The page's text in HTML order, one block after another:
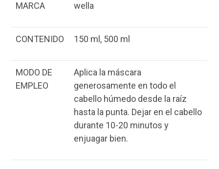
MARCA wella
CONTENIDO 150 ml, 500 ml
MODO DE
EMPLEO
Aplica la máscara
generosamente en todo el
cabello húmedo desde la raíz
hasta la punta. Dejar en el cabello
durante 10-20 minutos y
enjuagar bien.